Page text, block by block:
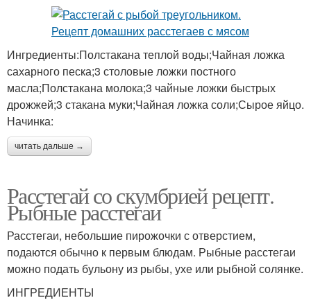
Ингредиенты:Полстакана теплой воды;Чайная ложка
сахарного песка;3 столовые ложки постного
масла;Полстакана молока;3 чайные ложки быстрых
дрожжей;3 стакана муки;Чайная ложка соли;Сырое яйцо.
Начинка:
читать дальше →
Расстегай со скумбрией рецепт.
Рыбные расстегаи
Расстегаи, небольшие пирожочки с отверстием,
подаются обычно к первым блюдам. Рыбные расстегаи
можно подать бульону из рыбы, ухе или рыбной солянке.
ИНГРЕДИЕНТЫ